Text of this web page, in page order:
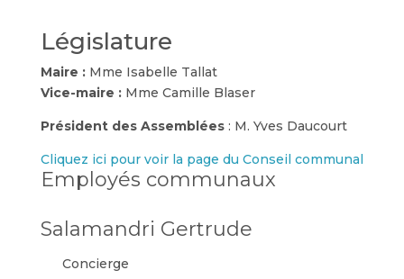
Législature
Maire : Mme Isabelle Tallat
Vice-maire : Mme Camille Blaser
Président des Assemblées: M. Yves Daucourt
Cliquez ici pour voir la page du Conseil communal
Employés communaux
Salamandri Gertrude
Concierge